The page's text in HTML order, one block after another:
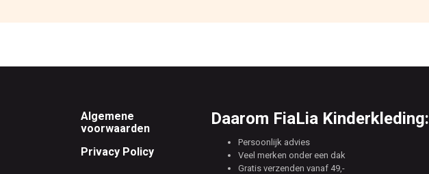
Footer
Algemene
voorwaarden
Privacy Policy
Daarom FiaLia Kinderkleding:
Persoonlijk advies
Veel merken onder een dak
Gratis verzenden vanaf 49,-